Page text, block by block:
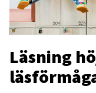
Läsning